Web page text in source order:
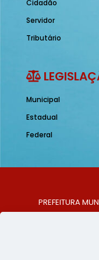
Cidadão
Servidor
Tributário
Municipal
Estadual
Federal
PREFEITURA
Centro, São